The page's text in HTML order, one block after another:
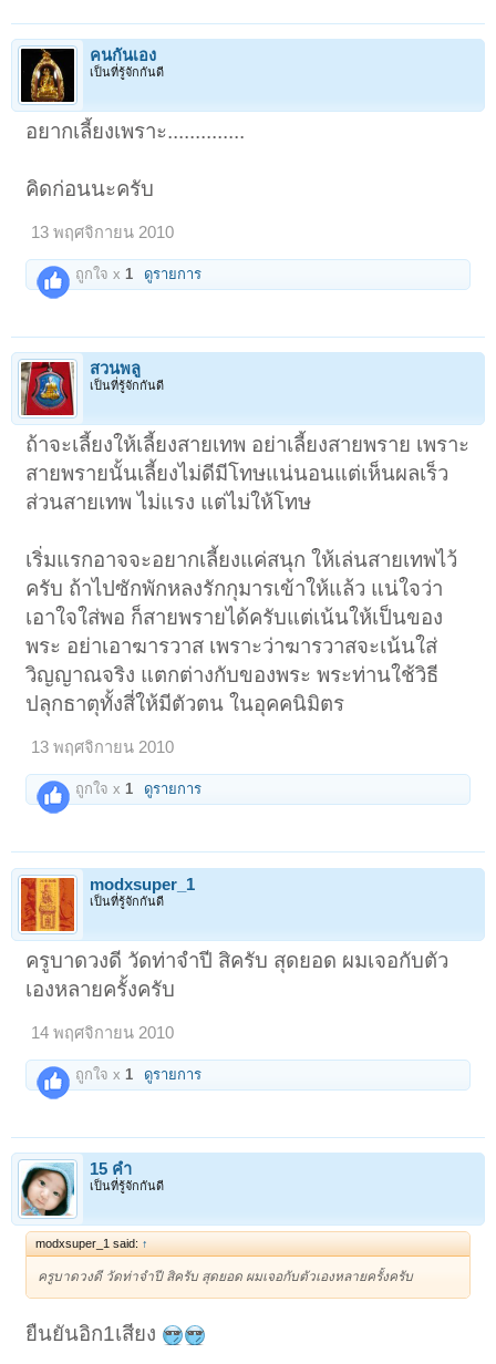
คนกันเอง
เป็นที่รู้จักกันดี
อยากเลี้ยงเพราะ..............
คิดก่อนนะครับ
13 พฤศจิกายน 2010
ถูกใจ x 1 ดูรายการ
สวนพลู
เป็นที่รู้จักกันดี
ถ้าจะเลี้ยงให้เลี้ยงสายเทพ อย่าเลี้ยงสายพราย เพราะ
สายพรายนั้นเลี้ยงไม่ดีมีโทษแน่นอนแต่เห็นผลเร็ว
ส่วนสายเทพ ไม่แรง แต่ไม่ให้โทษ
เริ่มแรกอาจจะอยากเลี้ยงแค่สนุก ให้เล่นสายเทพไว้
ครับ ถ้าไปซักพักหลงรักกุมารเข้าให้แล้ว แน่ใจว่า
เอาใจใส่พอ ก็สายพรายได้ครับแต่เน้นให้เป็นของ
พระ อย่าเอาฆารวาส เพราะว่าฆารวาสจะเน้นใส่
วิญญาณจริง แตกต่างกับของพระ พระท่านใช้วิธี
ปลุกธาตุทั้งสี่ให้มีตัวตน ในอุคคนิมิตร
13 พฤศจิกายน 2010
ถูกใจ x1 ดูรายการ
modxsuper_1
เป็นที่รู้จักกันดี
ครูบาดวงดี วัดท่าจำปี สิครับ สุดยอด ผมเจอกับตัว
เองหลายครั้งครับ
14 พฤศจิกายน 2010
ถูกใจ x 1 ดูรายการ
15 ค่ำ
เป็นที่รู้จักกันดี
modxsuper_1 said: ↑
ครูบาดวงดี วัดท่าจำปี สิครับ สุดยอด ผมเจอกับตัวเองหลายครั้งครับ
ยืนยันอิก1เสียง